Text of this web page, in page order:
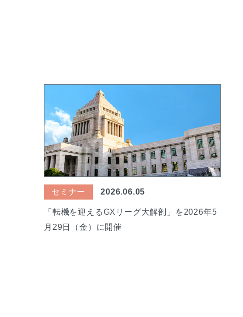
セミナー 2026.06.05
「転機を迎えるGXリーグ大解剖」を2026年5
月29日（金）に開催